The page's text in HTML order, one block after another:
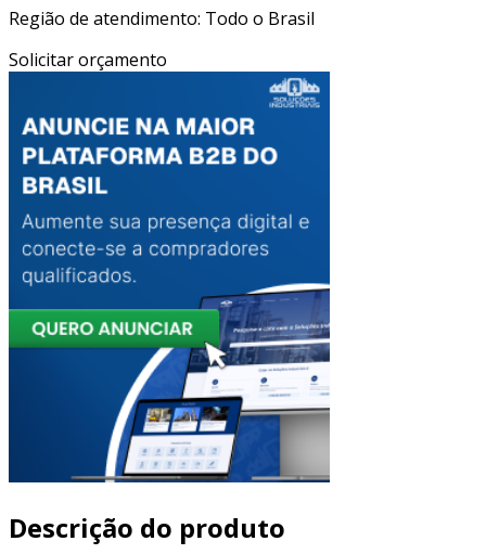
Região de atendimento: Todo o Brasil
Solicitar orçamento
Descrição do produto